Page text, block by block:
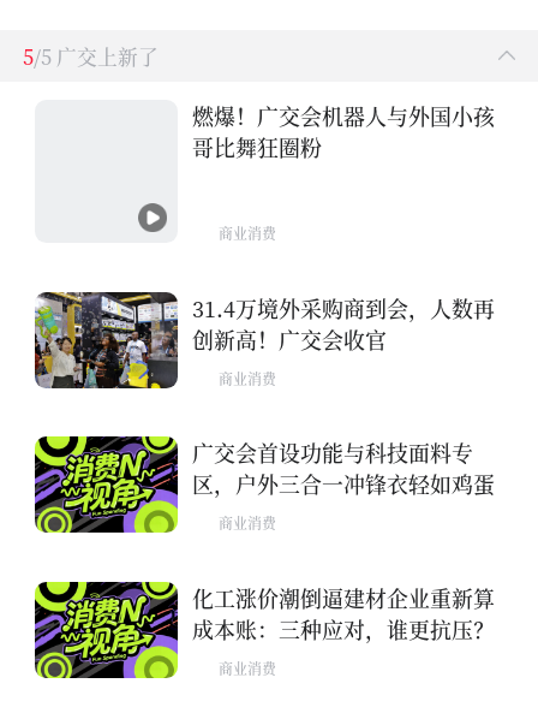
5/5 广交上新了
燃爆！广交会机器人与外国小孩
哥比舞狂圈粉
商业消费
31.4万境外采购商到会，人数再
创新高！广交会收官
商业消费
广交会首设功能与科技面料专
区，户外三合一冲锋衣轻如鸡蛋
商业消费
化工涨价潮倒逼建材企业重新算
成本账：三种应对，谁更抗压？
商业消费